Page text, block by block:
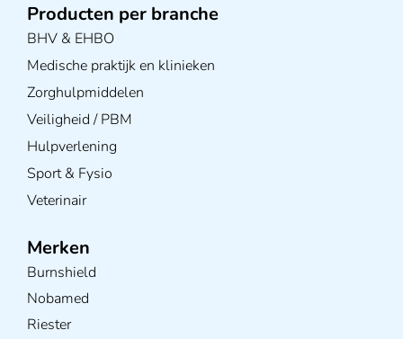
Producten per branche
BHV & EHBO
Medische praktijk en klinieken
Zorghulpmiddelen
Veiligheid / PBM
Hulpverlening
Sport & Fysio
Veterinair
Merken
Burnshield
Nobamed
Riester